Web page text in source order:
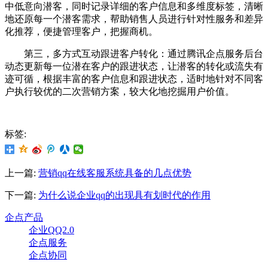
中低意向潜客，同时记录详细的客户信息和多维度标签，清晰
地还原每一个潜客需求，帮助销售人员进行针对性服务和差异
化推荐，便捷管理客户，把握商机。
第三，多方式互动跟进客户转化：通过腾讯企点服务后台
动态更新每一位潜在客户的跟进状态，让潜客的转化或流失有
迹可循，根据丰富的客户信息和跟进状态，适时地针对不同客
户执行较优的二次营销方案，较大化地挖掘用户价值。
标签:
上一篇: 营销qq在线客服系统具备的几点优势
下一篇: 为什么说企业qq的出现具有划时代的作用
企点产品
企业QQ2.0
企点服务
企点协同